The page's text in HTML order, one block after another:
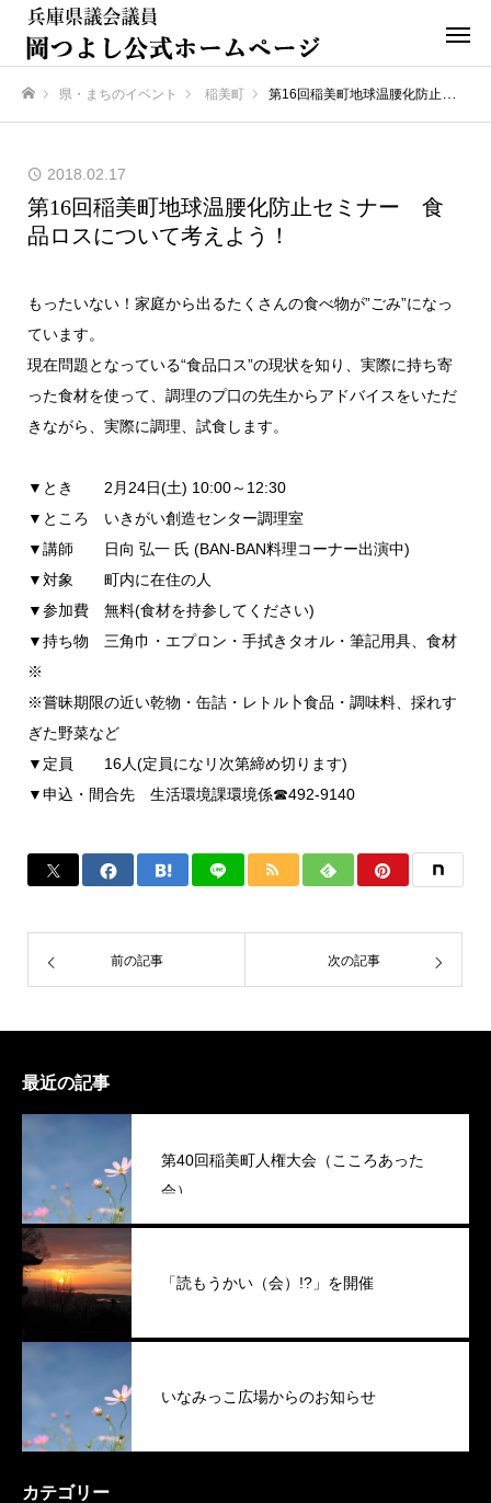
県・まちのイベント 稲美町 第16回稲美町地球温腰化防止セミナー 食品ロスについて考えよう！
2018.02.17
第16回稲美町地球温腰化防止セミナー 食
品ロスについて考えよう！
もったいない！家庭から出るたくさんの食べ物が”ごみ”になっ
ています。
現在問題となっている“食品口ス”の現状を知り、実際に持ち寄
った食材を使って、調理のプ口の先生からアドバイスをいただ
きながら、実際に調理、試食します。
▼とき 2月24日(土) 10:00～12:30
▼ところ いきがい創造センター調理室
▼講師 日向 弘一 氏 (BAN-BAN料理コーナー出演中)
▼対象 町内に在住の人
▼参加費 無料(食材を持参してください)
▼持ち物 三角巾・エプロン・手拭きタオル・筆記用具、食材
※
※嘗昧期限の近い乾物・缶詰・レトル卜食品・調味料、採れす
ぎた野菜など
▼定員 16人(定員になリ次第締め切ります)
▼申込・間合先 生活環境課環境係☎492-9140
前の記事 次の記事
最近の記事
第40回稲美町人権大会（こころあった
会）
「読もうかい（会）!?」を開催
いなみっこ広場からのお知らせ
カテゴリー